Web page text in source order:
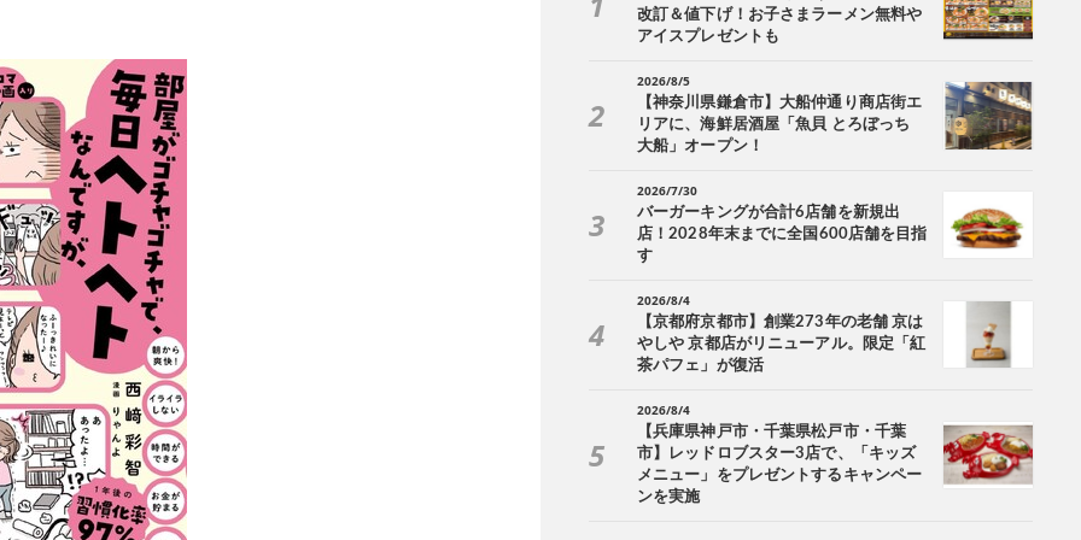
改訂＆値下げ！お子さまラーメン無料や
アイスプレゼントも
2026/8/5
【神奈川県鎌倉市】大船仲通り商店街エ
リアに、海鮮居酒屋「魚貝 とろぼっち
大船」オープン！
2026/7/30
バーガーキングが合計6店舗を新規出
店！2028年末までに全国600店舗を目指
す
2026/8/4
【京都府京都市】創業273年の老舗 京は
やしや 京都店がリニューアル。限定「紅
茶パフェ」が復活
2026/8/4
【兵庫県神戸市・千葉県松戸市・千葉
市】レッドロブスター3店で、「キッズ
メニュー」をプレゼントするキャンペー
ンを実施